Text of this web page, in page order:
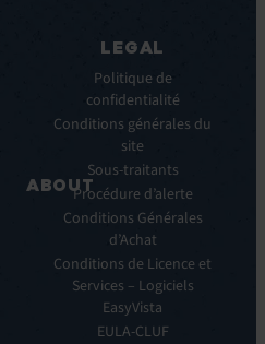
Communiqués
presse
ABOUT
Qui
sommes
Notre
LEGAL
Politique de
confidentialité
Conditions générales du
site
Sous-traitants
Procédure d’alerte
Conditions Générales
d’Achat
Conditions de Licence et
Services – Logiciels
EasyVista
EULA-CLUF